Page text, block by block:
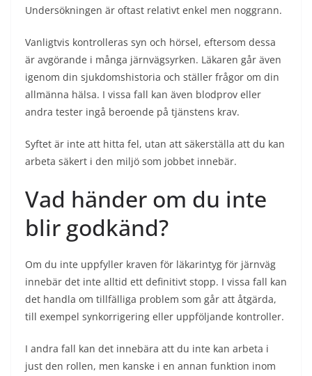
Undersökningen är oftast relativt enkel men noggrann.
Vanligtvis kontrolleras syn och hörsel, eftersom dessa
är avgörande i många järnvägsyrken. Läkaren går även
igenom din sjukdomshistoria och ställer frågor om din
allmänna hälsa. I vissa fall kan även blodprov eller
andra tester ingå beroende på tjänstens krav.
Syftet är inte att hitta fel, utan att säkerställa att du kan
arbeta säkert i den miljö som jobbet innebär.
Vad händer om du inte
blir godkänd?
Om du inte uppfyller kraven för läkarintyg för järnväg
innebär det inte alltid ett definitivt stopp. I vissa fall kan
det handla om tillfälliga problem som går att åtgärda,
till exempel synkorrigering eller uppföljande kontroller.
I andra fall kan det innebära att du inte kan arbeta i
just den rollen, men kanske i en annan funktion inom